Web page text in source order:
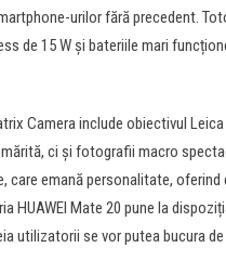
urilor fără precedent.
de 15 W și bateriile mari
Camera include obiectivul
ci și fotografii macro
care emană personalitate,
HUAWEI Mate 20 pune la
utilizatorii se vor putea bucura